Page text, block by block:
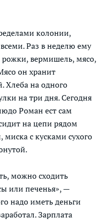
колонии,
Раз в неделю ему
рожки, вермишель, мясо,
он хранит
Хлеба на одного
на три дня. Сегодня
Роман ест сам
на цепи рядом
миска с кусками сухого
можно сходить
или печенья», —
надо иметь деньги
Зарплата